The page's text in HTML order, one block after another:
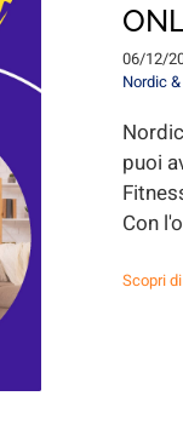
06/12/
Nordic
puoi
Con
Scopri